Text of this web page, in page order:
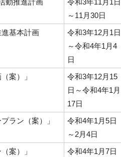
動推進計画
令和3年11月1日
～11月30日
進基本計画
令和3年12月1日
～令和4年1月4
日
案）」
令和3年12月15
日～令和4年1月
17日
ラン（案）」
令和4年1月5日
～2月4日
案）」
令和4年1月7日